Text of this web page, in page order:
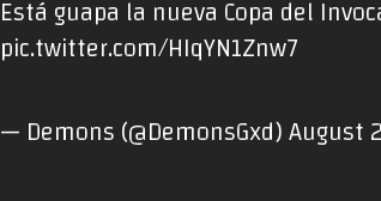
Está guapa la nueva Copa del
pic.twitter.com/HIqYN1Znw7
— Demons (@DemonsGxd)August